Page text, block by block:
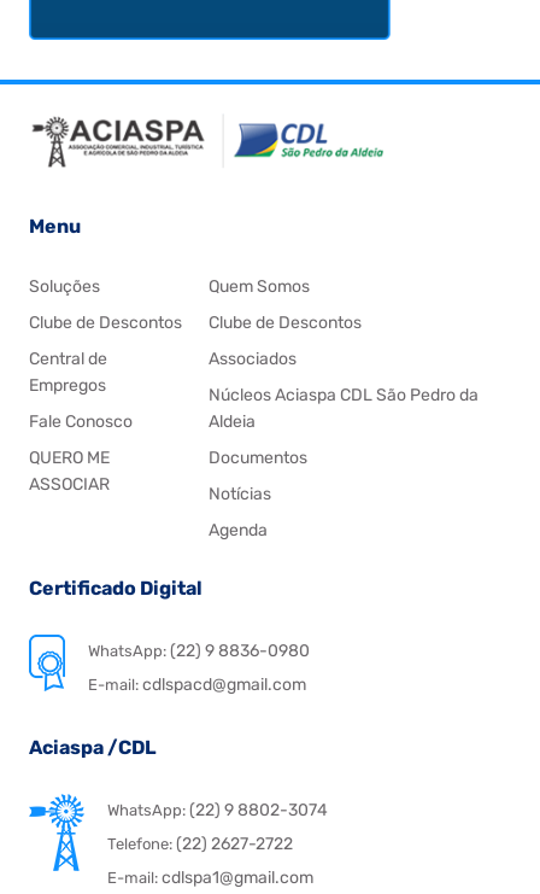
Menu
Soluções
Clube de Descontos
Central de
Empregos
Fale Conosco
QUERO ME
ASSOCIAR
Quem Somos
Clube de Descontos
Associados
Núcleos Aciaspa CDL São Pedro da
Aldeia
Documentos
Notícias
Agenda
Certificado Digital
WhatsApp:(22) 9 8836-0980
E-mail: cdlspacd@gmail.com
Aciaspa /CDL
WhatsApp:(22) 9 8802-3074
Telefone:(22) 2627-2722
E-mail:cdlspa1@gmail.com